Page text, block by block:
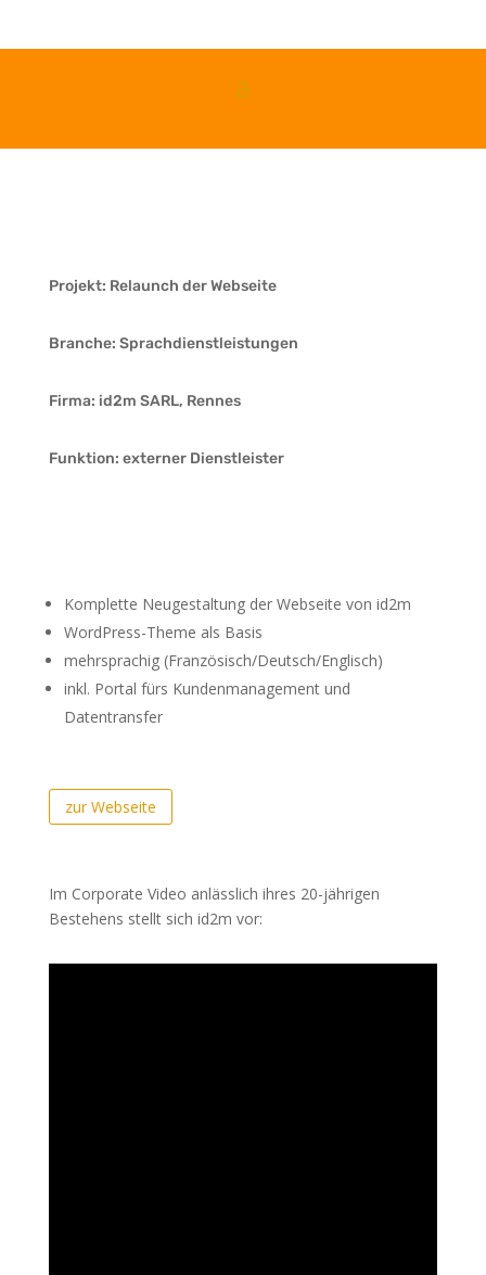
Projekt: Relaunch der Webseite
Branche: Sprachdienstleistungen
Firma: id2m SARL, Rennes
Funktion: externer Dienstleister
Komplette Neugestaltung der Webseite von id2m
WordPress-Theme als Basis
mehrsprachig (Französisch/Deutsch/Englisch)
inkl. Portal fürs Kundenmanagement und
Datentransfer
zur Webseite
Im Corporate Video anlässlich ihres 20-jährigen
Bestehens stellt sich id2m vor: